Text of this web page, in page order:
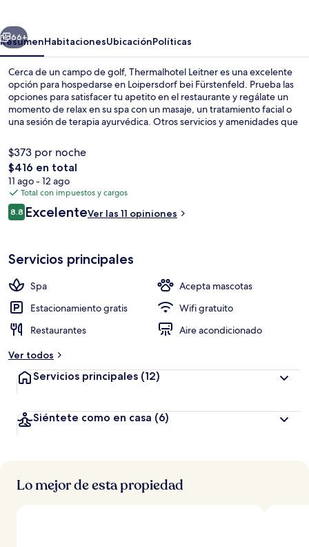
Siguiente
66+
ResumenHabitacionesUbicaciónPolíticas
Cerca de un campo de golf, Thermalhotel Leitner es una excelente
opción para hospedarse en Loipersdorf bei Fürstenfeld. Prueba las
opciones para satisfacer tu apetito en el restaurante y regálate un
momento de relax en su spa con un masaje, un tratamiento facial o
una sesión de terapia ayurvédica. Otros servicios y amenidades que
y gimnasio.
$373 por noche
El
precio
total
es
de
$416 en total
11 ago - 12 ago
Total con impuestos y cargos
Opiniones
8.88.8 de 10,
ExcelenteVer las 11 opiniones
Servicios principales
Spa
Acepta mascotas
Estacionamiento gratis
Wifi gratuito
Restaurantes
Aire acondicionado
Ver todos
Servicios principales (12)
Siéntete como en casa (6)
Lo mejor de esta propiedad